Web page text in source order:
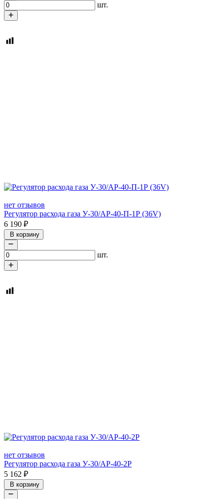
шт.
нет отзывов
Регулятор расхода газа У-30/АР-40-П-1Р (36V)
6 190 ₽
В корзину
шт.
нет отзывов
Регулятор расхода газа У-30/АР-40-2Р
5 162 ₽
В корзину